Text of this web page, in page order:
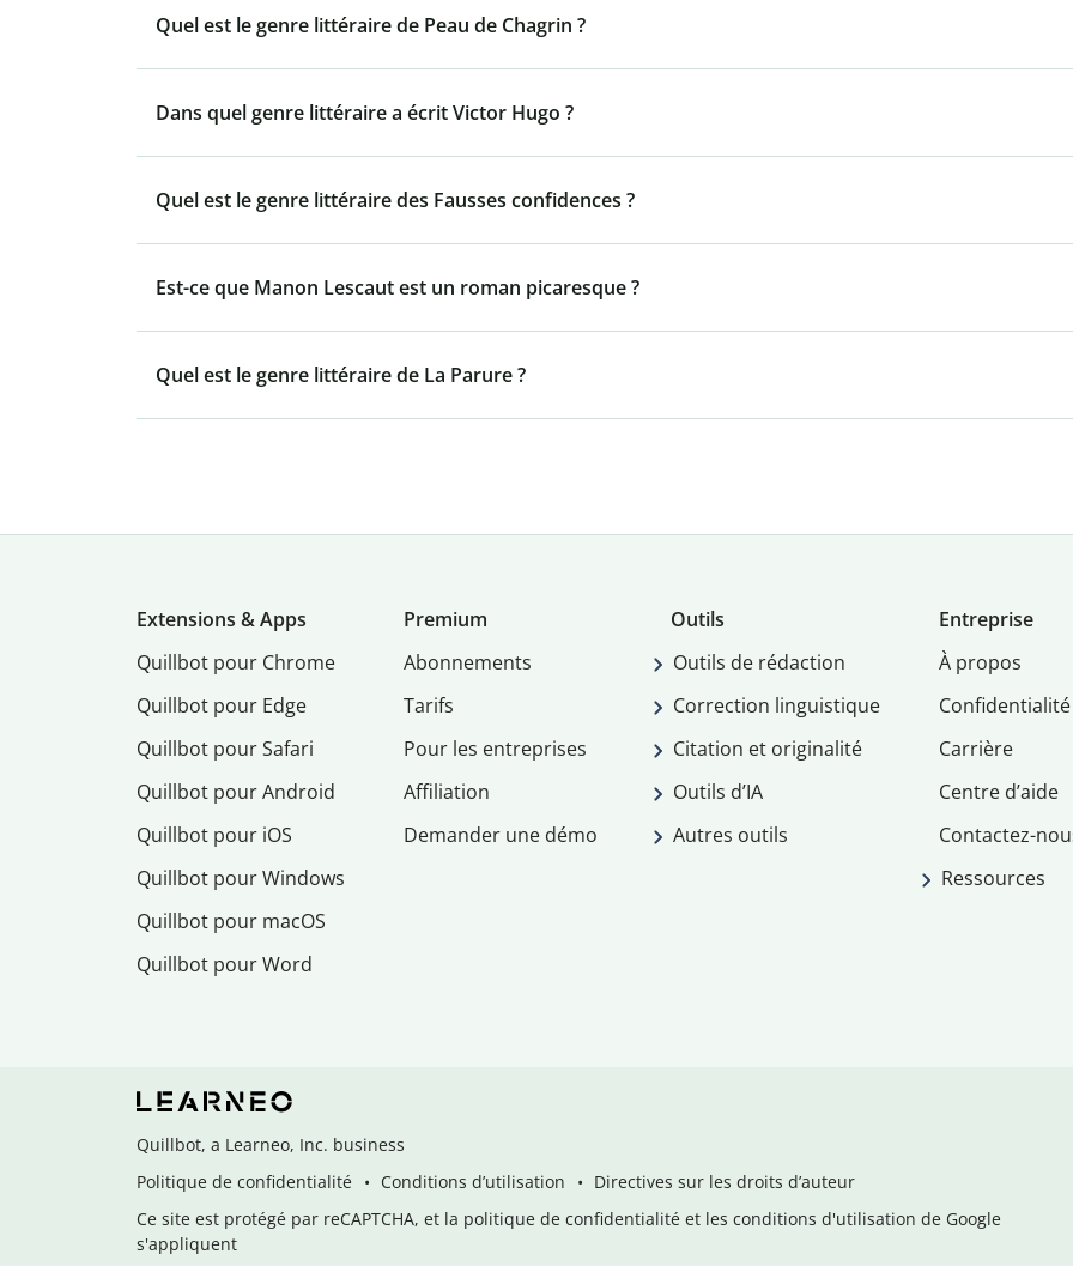
Quel est le genre littéraire de Peau de Chagrin ?
Dans quel genre littéraire a écrit Victor Hugo ?
Quel est le genre littéraire des Fausses confidences ?
Est-ce que Manon Lescaut est un roman picaresque ?
Quel est le genre littéraire de La Parure ?
Extensions & Apps
Quillbot pour Chrome
Quillbot pour Edge
Quillbot pour Safari
Quillbot pour Android
Quillbot pour iOS
Quillbot pour Windows
Quillbot pour macOS
Quillbot pour Word
Premium
Abonnements
Tarifs
Pour les entreprises
Affiliation
Demander une démo
Outils
Outils de rédaction
Correction linguistique
Citation et originalité
Outils d’IA
Autres outils
Entreprise
À propos
Confidentialité
Carrière
Centre d’aide
Contactez-
Ressources
Quillbot, a Learneo, Inc. business
Politique de confidentialité
Conditions d’utilisation
Directives sur les droits d’auteur
Ce site est protégé par reCAPTCHA, et la politique de confidentialité et les conditions d'utilisation de Google
s'appliquent